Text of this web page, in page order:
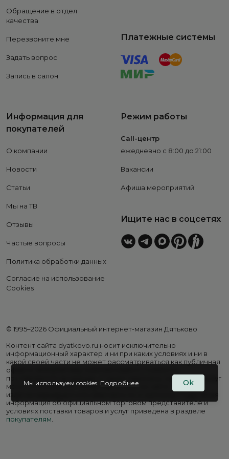
Обращение в отдел
качества
Перезвоните мне
Задать вопрос
Запись в салон
Платежные системы
Информация для
покупателей
О компании
Новости
Статьи
Мы на ТВ
Отзывы
Частые вопросы
Политика обработки данных
Согласие на использование
Cookies
Режим работы
Call-центр
ежедневно с 8:00 до 21:00
Вакансии
Афиша мероприятий
Ищите нас в соцсетях
© 1995–2026 Официальный интернет-магазин Дятьково
Контент сайта dyatkovo.ru носит исключительно
информационный характер и ни при каких условиях и ни в
какой своей части не может рассматриваться как публичная
оферта. Внешний вид, комплектация и стоимость
поставляемой продукции, а также перечень сервисных услуг
могут отличаться от представленных на сайте. Цены на
изделия варьируются в зависимости от региона. Подробная
информация об официальном торговом представителе и
условиях поставки товаров и услуг приведена в разделе
покупателям.
Мы используем cookies. Подробнее Ok